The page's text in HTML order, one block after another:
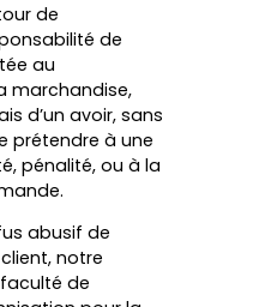
de
de
au
marchandise,
d’un avoir, sans
prétendre à une
pénalité, ou à la
abusif de
notre
de